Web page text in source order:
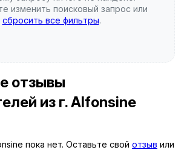
изменить поисковый запрос или
сбросить все фильтры.
отзывы
из г. Alfonsine
пока нет. Оставьте свой отзыв или